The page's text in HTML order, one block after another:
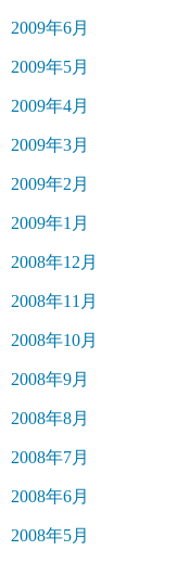
2009年6月
2009年5月
2009年4月
2009年3月
2009年2月
2009年1月
2008年12月
2008年11月
2008年10月
2008年9月
2008年8月
2008年7月
2008年6月
2008年5月